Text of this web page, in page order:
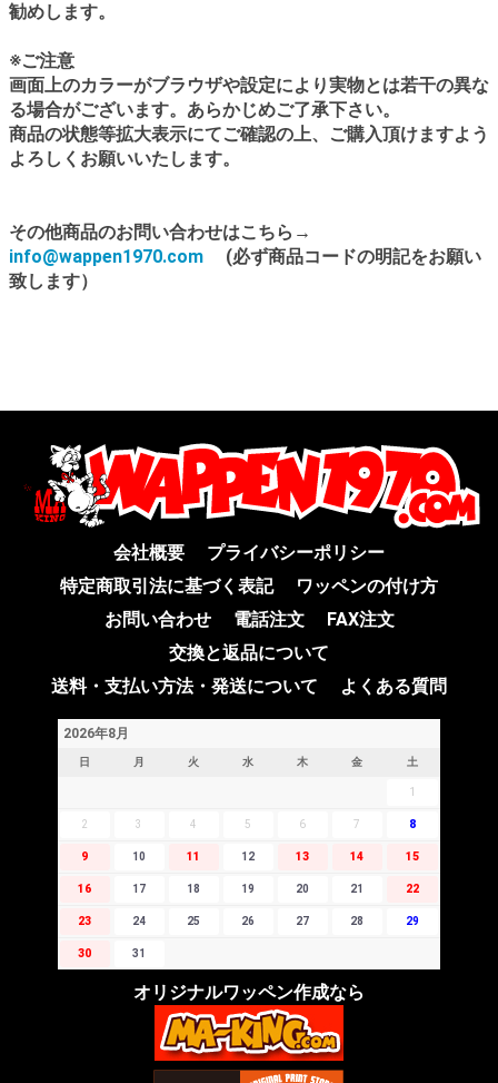
勧めします。
※ご注意
画面上のカラーがブラウザや設定により実物とは若干の異な
る場合がございます。あらかじめご了承下さい。
商品の状態等拡大表示にてご確認の上、ご購入頂けますよう
よろしくお願いいたします。
その他商品のお問い合わせはこちら→
info@wappen1970.com (必ず商品コードの明記をお願い
致します）
会社概要
プライバシーポリシー
特定商取引法に基づく表記
ワッペンの付け方
お問い合わせ
電話注文
FAX注文
交換と返品について
送料・支払い方法・発送について
よくある質問
2026年8月
日 月 火 水 木 金 土
1
2 3 4 5 6 7 8
9 10 11 12 13 14 15
16 17 18 19 20 21 22
23 24 25 26 27 28 29
30 31
オリジナルワッペン作成なら